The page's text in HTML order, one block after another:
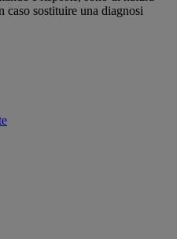
caso sostituire una diagnosi